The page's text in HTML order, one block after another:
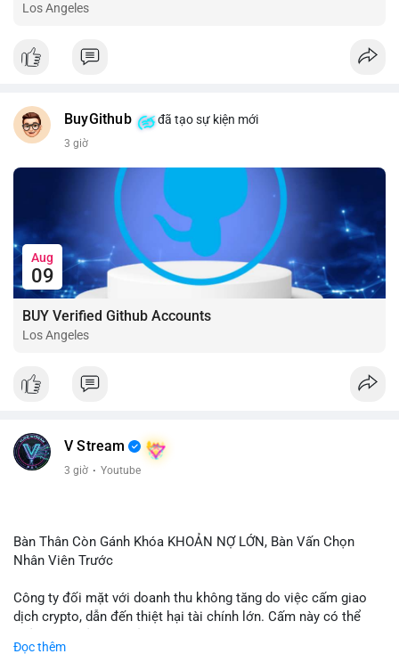
Los Angeles
BuyGithub đã tạo sự kiện mới
3 giờ
Aug
09
BUY Verified Github Accounts
Los Angeles
V Stream
3 giờ · Youtube
Bàn Thân Còn Gánh Khóa KHOẢN NỢ LỚN, Bàn Vấn Chọn
Nhân Viên Trước
Công ty đối mặt với doanh thu không tăng do việc cấm giao
dịch crypto, dẫn đến thiệt hại tài chính lớn. Cấm này có thể
Đọc thêm